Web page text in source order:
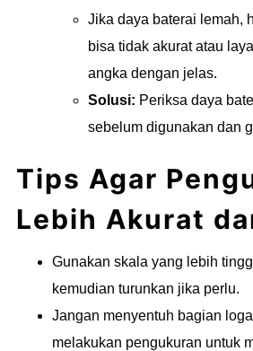
Jika daya baterai lemah,
bisa tidak akurat atau
angka dengan jelas.
Solusi: Periksa daya
sebelum digunakan dan
Tips Agar
Lebih Akurat
Gunakan skala yang lebih
kemudian turunkan jika perlu.
Jangan menyentuh bagian
melakukan pengukuran untuk